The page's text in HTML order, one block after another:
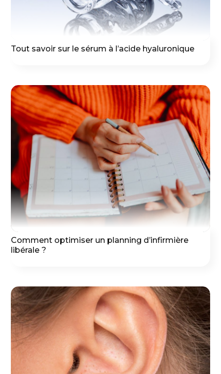
Tout savoir sur le sérum à l’acide hyaluronique
Comment optimiser un planning d’infirmière
libérale ?